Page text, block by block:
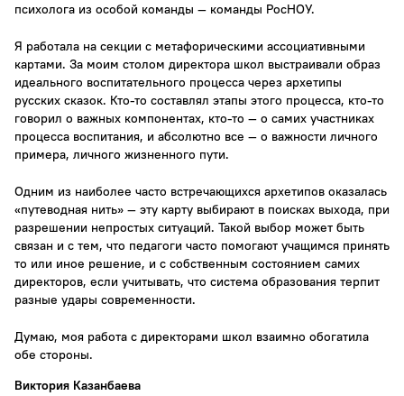
психолога из особой команды — команды РосНОУ.
Я работала на секции с метафорическими ассоциативными
картами. За моим столом директора школ выстраивали образ
идеального воспитательного процесса через архетипы
русских сказок. Кто-то составлял этапы этого процесса, кто-то
говорил о важных компонентах, кто-то — о самих участниках
процесса воспитания, и абсолютно все — о важности личного
примера, личного жизненного пути.
Одним из наиболее часто встречающихся архетипов оказалась
«путеводная нить» — эту карту выбирают в поисках выхода, при
разрешении непростых ситуаций. Такой выбор может быть
связан и с тем, что педагоги часто помогают учащимся принять
то или иное решение, и с собственным состоянием самих
директоров, если учитывать, что система образования терпит
разные удары современности.
Думаю, моя работа с директорами школ взаимно обогатила
обе стороны.
Виктория Казанбаева